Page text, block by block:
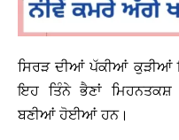
ਸਿਰੜ ਦੀਆਂ ਪੱਕੀਆਂ ਕੁੜੀਆਂ
ਇਹ ਤਿੰਨੇ ਭੈਣਾਂ
ਬਣੀਆਂ ਹੋਈਆਂ ਹਨ।